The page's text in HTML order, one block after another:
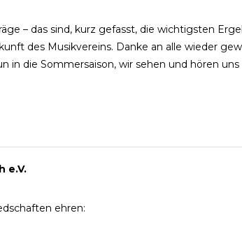
– das sind, kurz gefasst, die wichtigsten
des Musikvereins. Danke an alle wieder
in die Sommersaison, wir sehen und hören uns
e.V.
ehren: